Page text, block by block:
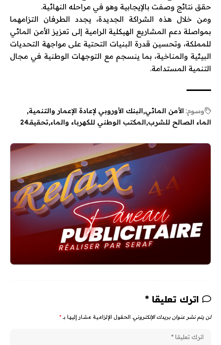
حقق نتائج وصفت بالإيجابية وهو في مراحله النهائية.
ومن خلال هذه الشراكة الجديدة، يجدد الطرفان التزامهما
بمواصلة دعم المشاريع الهيكلية الرامية إلى تعزيز الأمن المائي
للمملكة، وتحسين قدرة البنيات التحتية على مواجهة التحديات
البيئية والمناخية، بما ينسجم مع التوجهات الوطنية في مجال
التنمية المستدامة.
وسوم: الأمن المائي البنك الأوروبي لإعادة الإعمار والتنمية
الماء الصالح للشرب المكتب الوطني للكهرباء والماء تحقيقـ24
اترك تعليقا *
لن يتم نشر عنوان بريدك الإلكتروني. الحقول الإلزامية مشار إليها بـ *